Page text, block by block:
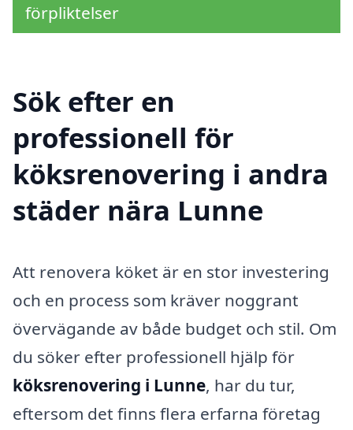
förpliktelser
Sök efter en
professionell för
köksrenovering i andra
städer nära Lunne
Att renovera köket är en stor investering
och en process som kräver noggrant
övervägande av både budget och stil. Om
du söker efter professionell hjälp för
köksrenovering i Lunne, har du tur,
eftersom det finns flera erfarna företag